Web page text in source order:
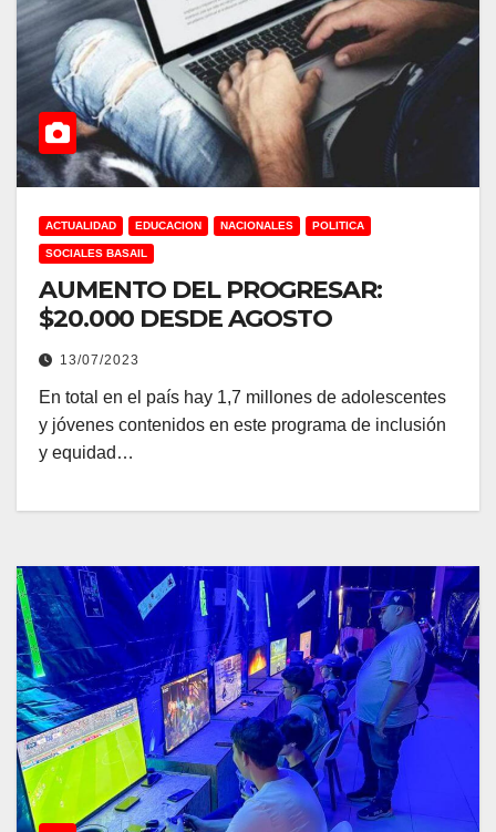
ACTUALIDAD EDUCACION NACIONALES POLITICA
SOCIALES BASAIL
AUMENTO DEL PROGRESAR:
$20.000 DESDE AGOSTO
13/07/2023
En total en el país hay 1,7 millones de adolescentes
y jóvenes contenidos en este programa de inclusión
y equidad…